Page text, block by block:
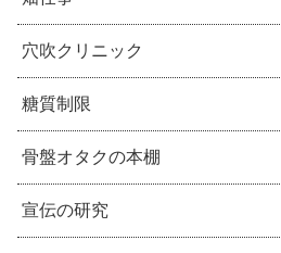
穴吹クリニック
糖質制限
骨盤オタクの本棚
宣伝の研究